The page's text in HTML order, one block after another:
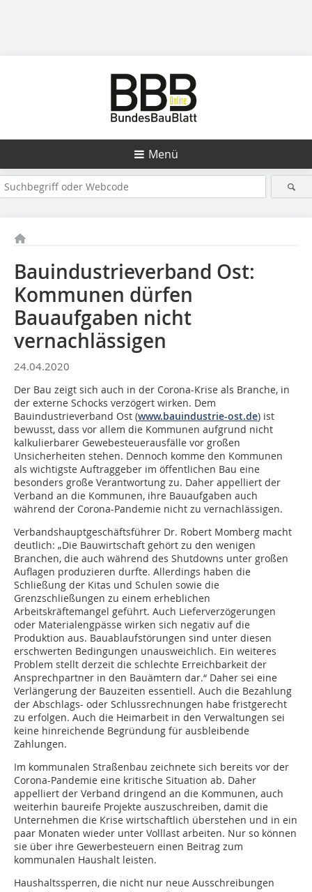
Menü
Bauindustrieverband Ost:
Kommunen dürfen
Bauaufgaben nicht
vernachlässigen
24.04.2020
Der Bau zeigt sich auch in der Corona-Krise als Branche, in
der externe Schocks verzögert wirken. Dem
Bauindustrieverband Ost (www.bauindustrie-ost.de) ist
bewusst, dass vor allem die Kommunen aufgrund nicht
kalkulierbarer Gewebesteuerausfälle vor großen
Unsicherheiten stehen. Dennoch komme den Kommunen
als wichtigste Auftraggeber im öffentlichen Bau eine
besonders große Verantwortung zu. Daher appelliert der
Verband an die Kommunen, ihre Bauaufgaben auch
während der Corona-Pandemie nicht zu vernachlässigen.
Verbandshauptgeschäftsführer Dr. Robert Momberg macht
deutlich: „Die Bauwirtschaft gehört zu den wenigen
Branchen, die auch während des Shutdowns unter großen
Auflagen produzieren durfte. Allerdings haben die
Schließung der Kitas und Schulen sowie die
Grenzschließungen zu einem erheblichen
Arbeitskräftemangel geführt. Auch Lieferverzögerungen
oder Materialengpässe wirken sich negativ auf die
Produktion aus. Bauablaufstörungen sind unter diesen
erschwerten Bedingungen unausweichlich. Ein weiteres
Problem stellt derzeit die schlechte Erreichbarkeit der
Ansprechpartner in den Bauämtern dar.“ Daher sei eine
Verlängerung der Bauzeiten essentiell. Auch die Bezahlung
der Abschlags- oder Schlussrechnungen habe fristgerecht
zu erfolgen. Auch die Heimarbeit in den Verwaltungen sei
keine hinreichende Begründung für ausbleibende
Zahlungen.
Im kommunalen Straßenbau zeichnete sich bereits vor der
Corona-Pandemie eine kritische Situation ab. Daher
appelliert der Verband dringend an die Kommunen, auch
weiterhin baureife Projekte auszuschreiben, damit die
Unternehmen die Krise wirtschaftlich überstehen und in ein
paar Monaten wieder unter Volllast arbeiten. Nur so können
sie über ihre Gewerbesteuern einen Beitrag zum
kommunalen Haushalt leisten.
Haushaltssperren, die nicht nur neue Ausschreibungen